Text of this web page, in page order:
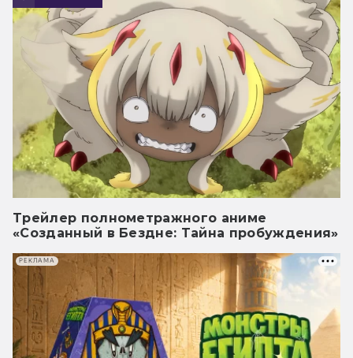
Трейлер полнометражного аниме
«Созданный в Бездне: Тайна пробуждения»
РЕКЛАМА